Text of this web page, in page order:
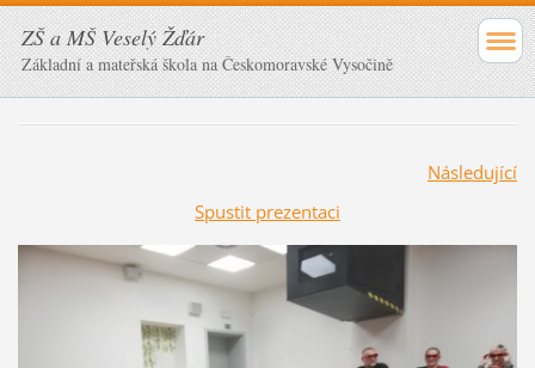
ZŠ a MŠ Veselý Žďár
Základní a mateřská škola na Českomoravské Vysočině
Následující
Spustit prezentaci